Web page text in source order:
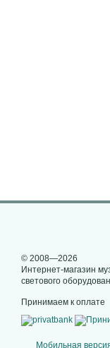
© 2008—2026
Интернет-магазин
светового
Принимаем к оплате
Мобильная